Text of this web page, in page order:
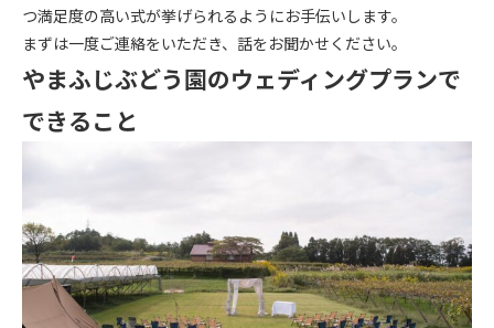
つ満足度の高い式が挙げられるようにお手伝いします。
まずは一度ご連絡をいただき、話をお聞かせください。
やまふじぶどう園のウェディングプランで
できること